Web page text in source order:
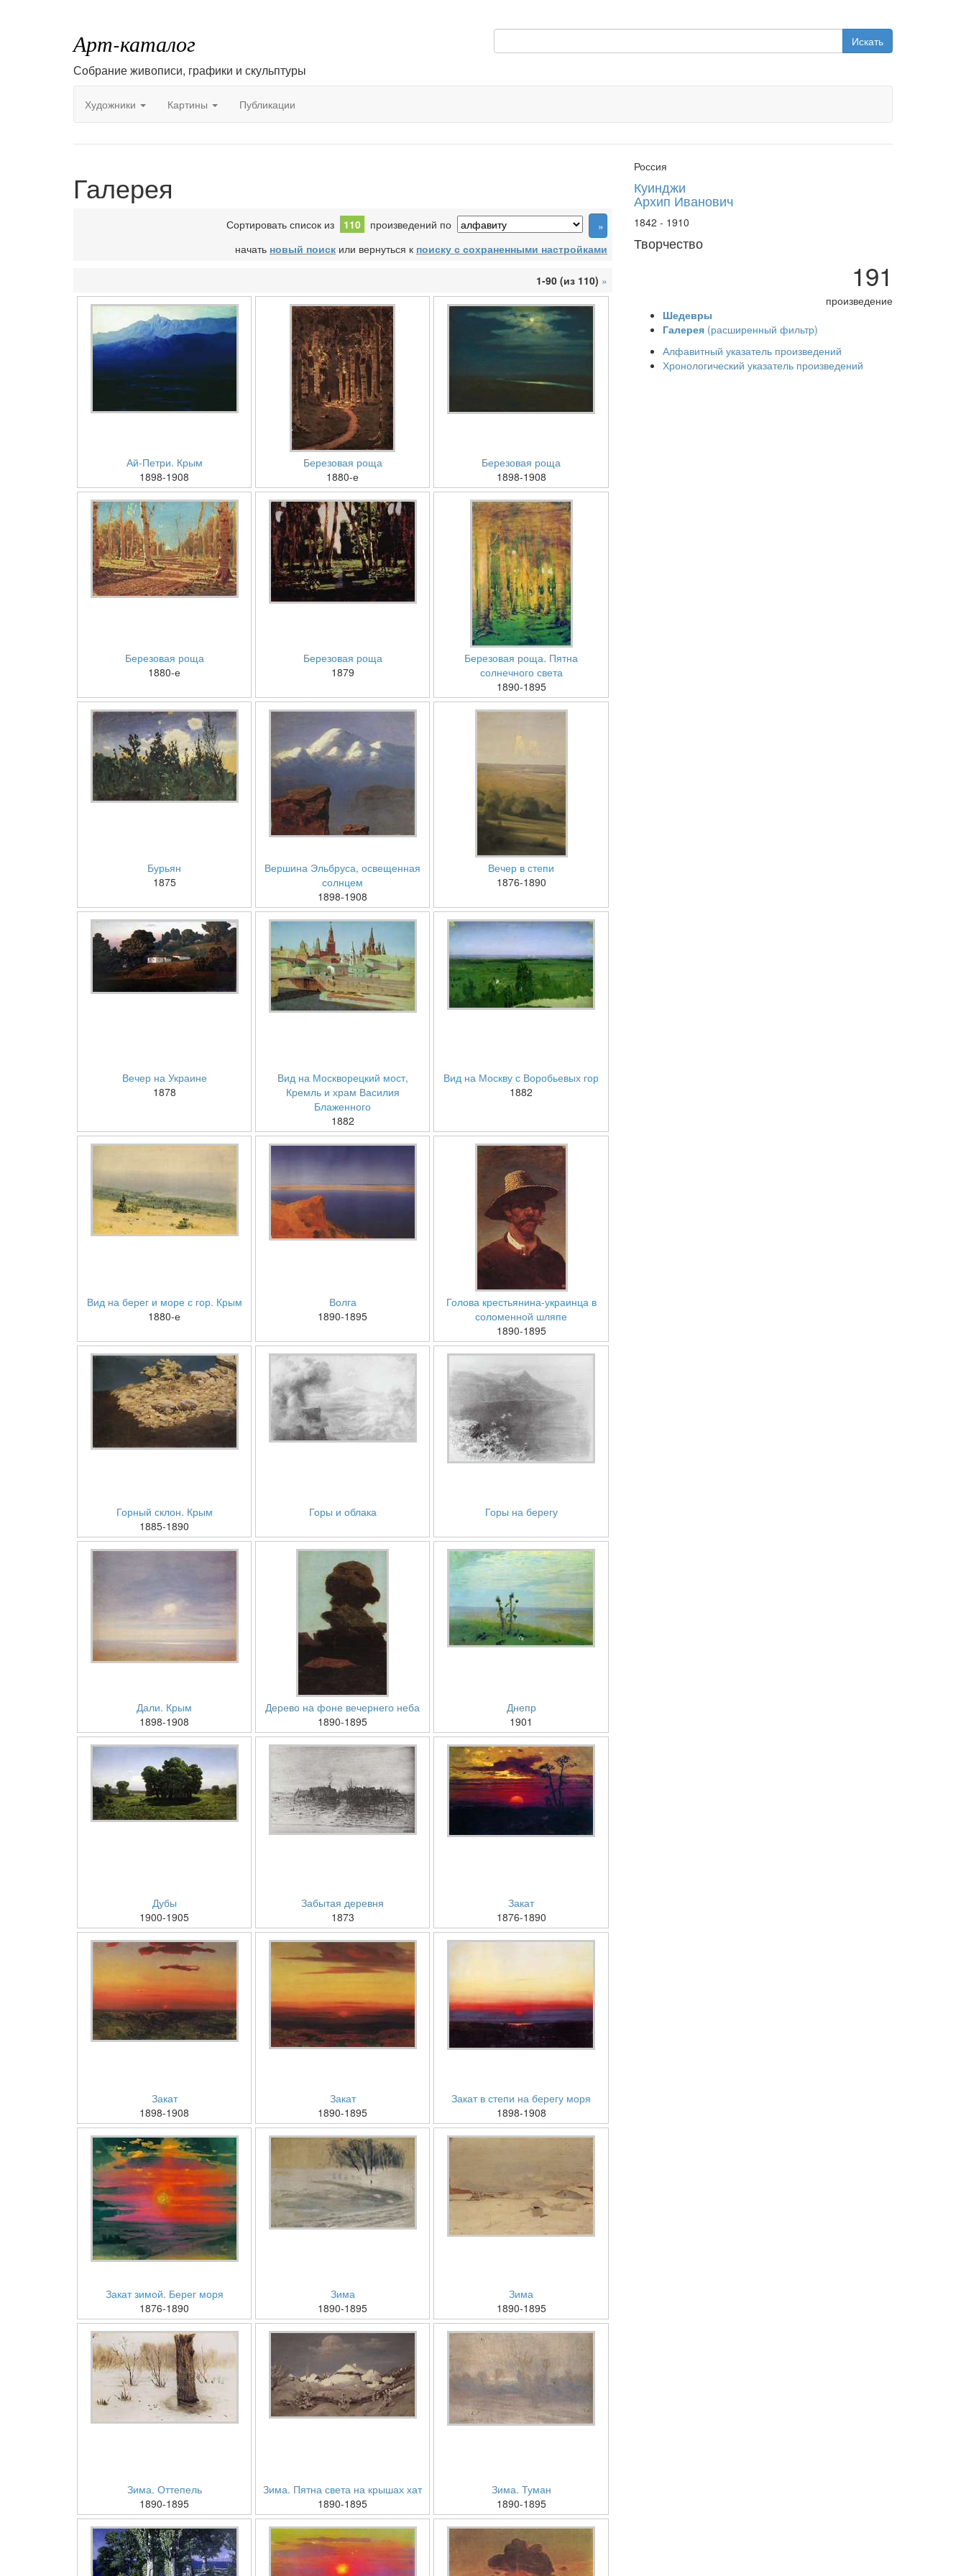
Арт-каталог
Собрание живописи, графики и скульптуры
Искать
Художники Картины Публикации
Галерея
Сортировать список из 110
произведений по
начать новый поиск или вернуться к поиску с сохраненными настройками
1-90 (из 110) »
Ай-Петри. Крым
1898-1908
Березовая роща
1880-е
Березовая роща
1898-1908
Березовая роща
1880-е
Березовая роща
1879
Березовая роща. Пятна
солнечного света
1890-1895
Бурьян
1875
Вершина Эльбруса, освещенная
солнцем
1898-1908
Вечер в степи
1876-1890
Вечер на Украине
1878
Вид на Москворецкий мост,
Кремль и храм Василия
Блаженного
1882
Вид на Москву с Воробьевых гор
1882
Вид на берег и море с гор. Крым
1880-е
Волга
1890-1895
Голова крестьянина-украинца в
соломенной шляпе
1890-1895
Горный склон. Крым
1885-1890
Горы и облака Горы на берегу
Дали. Крым
1898-1908
Дерево на фоне вечернего неба
1890-1895
Днепр
1901
Дубы
1900-1905
Забытая деревня
1873
Закат
1876-1890
Закат
1898-1908
Закат
1890-1895
Закат в степи на берегу моря
1898-1908
Закат зимой. Берег моря
1876-1890
Зима
1890-1895
Зима
1890-1895
Зима. Оттепель
1890-1895
Зима. Пятна света на крышах хат
1890-1895
Зима. Туман
1890-1895
Россия
Куинджи
Архип Иванович
1842 - 1910
Творчество
191
произведение
Шедевры
Галерея (расширенный фильтр)
Алфавитный указатель произведений
Хронологический указатель произведений